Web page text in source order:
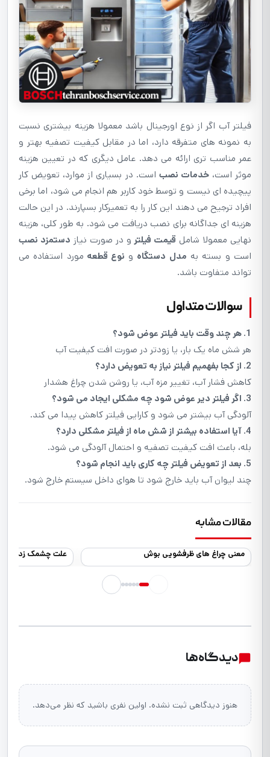
فیلتر آب اگر از نوع اورجینال باشد معمولا هزینه بیشتری نسبت
به نمونه های متفرقه دارد، اما در مقابل کیفیت تصفیه بهتر و
عمر مناسب تری ارائه می دهد. عامل دیگری که در تعیین هزینه
موثر است،خدمات نصب است. در بسیاری از موارد، تعویض کار
پیچیده ای نیست و توسط خود کاربر هم انجام می شود، اما برخی
افراد ترجیح می دهند این کار را به تعمیرکار بسپارند. در این حالت
هزینه ای جداگانه برای نصب دریافت می شود. به طور کلی، هزینه
نهایی معمولا شامل قیمت فیلتر و در صورت نیاز دستمزد نصب
است و بسته به مدل دستگاه و نوع قطعه مورد استفاده می
تواند متفاوت باشد.
سوالات متداول
1. هر چند وقت باید فیلتر عوض شود؟
هر شش ماه یک بار، یا زودتر در صورت افت کیفیت آب
2. از کجا بفهمیم فیلتر نیاز به تعویض دارد؟
کاهش فشار آب، تغییر مزه آب، یا روشن شدن چراغ هشدار
3. اگر فیلتر دیر عوض شود چه مشکلی ایجاد می شود؟
آلودگی آب بیشتر می شود و کارایی فیلتر کاهش پیدا می کند.
4. آیا استفاده بیشتر از شش ماه از فیلتر مشکلی دارد؟
بله، باعث افت کیفیت تصفیه و احتمال آلودگی می شود.
5. بعد از تعویض فیلتر چه کاری باید انجام شود؟
چند لیوان آب باید خارج شود تا هوای داخل سیستم خارج شود.
مقالات مشابه
معنی چراغ های ظرفشویی بوش علت چشمک زدن
دیدگاه‌ها
هنوز دیدگاهی ثبت نشده. اولین نفری باشید که نظر می‌دهد.